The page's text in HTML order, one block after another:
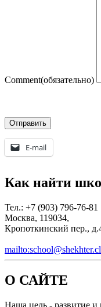
Comment(обязательно)
Отправить
E-mail
Как найти
Тел.: +7 (903) 796-76-81
Москва, 119034,
Кропоткинский пер.,
О САЙТЕ
Наша цель - развитие